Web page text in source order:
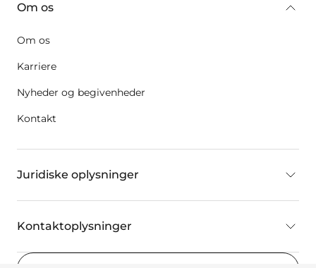
Om os
Om os
Karriere
Nyheder og begivenheder
Kontakt
Juridiske oplysninger
Kontaktoplysninger